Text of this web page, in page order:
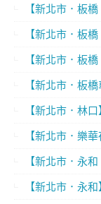
【新北市．板
【新北市．板
【新北市．板橋
【新北市．板橋
【新北市．林口】
【新北市．樂華
【新北市．永和
【新北市．永和】